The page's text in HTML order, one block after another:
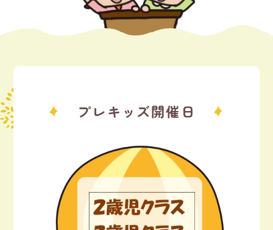
プレキッズ開催日